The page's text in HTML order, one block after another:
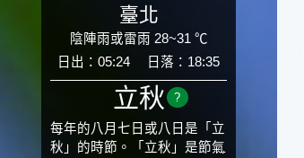
臺北
陰陣雨或雷雨 28~31 ℃
日出：05:24
日落：18:35
立秋 ?
每年的八月七日或八日是「立
秋」的時節。「立秋」是節氣